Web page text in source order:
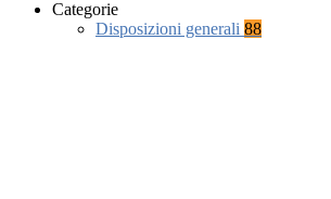
Categorie
Disposizioni generali 88